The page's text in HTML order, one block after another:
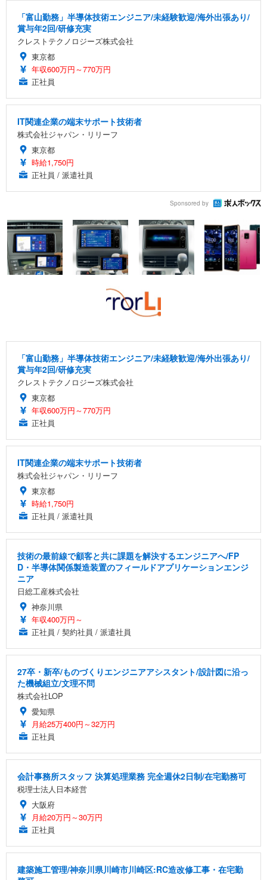
「富山勤務」半導体技術エンジニア/未経験歓迎/海外出張あり/
賞与年2回/研修充実
クレストテクノロジーズ株式会社
東京都
年収600万円～770万円
正社員
IT関連企業の端末サポート技術者
株式会社ジャパン・リリーフ
東京都
時給1,750円
正社員 / 派遣社員
Sponsored by
「富山勤務」半導体技術エンジニア/未経験歓迎/海外出張あり/
賞与年2回/研修充実
クレストテクノロジーズ株式会社
東京都
年収600万円～770万円
正社員
IT関連企業の端末サポート技術者
株式会社ジャパン・リリーフ
東京都
時給1,750円
正社員 / 派遣社員
技術の最前線で顧客と共に課題を解決するエンジニアへ/FP
D・半導体関係製造装置のフィールドアプリケーションエンジ
ニア
日総工産株式会社
神奈川県
年収400万円～
正社員 / 契約社員 / 派遣社員
27卒・新卒/ものづくりエンジニアアシスタント/設計図に沿っ
た機械組立/文理不問
株式会社LOP
愛知県
月給25万400円～32万円
正社員
会計事務所スタッフ 決算処理業務 完全週休2日制/在宅勤務可
税理士法人日本経営
大阪府
月給20万円～30万円
正社員
建築施工管理/神奈川県川崎市川崎区:RC造改修工事・在宅勤